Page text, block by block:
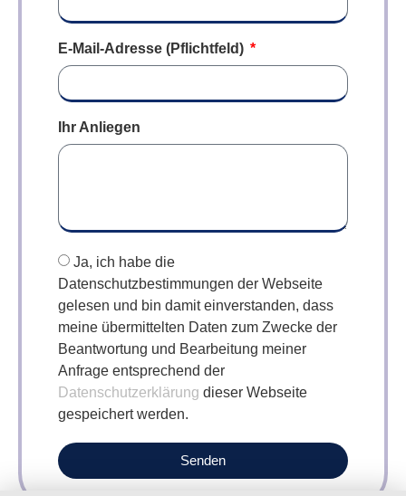
E-Mail-Adresse (Pflichtfeld)
Ihr Anliegen
Ja, ich habe die
Datenschutzbestimmungen der Webseite
gelesen und bin damit einverstanden, dass
meine übermittelten Daten zum Zwecke der
Beantwortung und Bearbeitung meiner
Anfrage entsprechend der
Datenschutzerklärung dieser Webseite
gespeichert werden.
Senden